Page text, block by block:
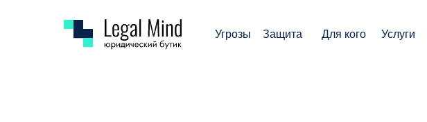
Защита Для кого
Угрозы Услуги